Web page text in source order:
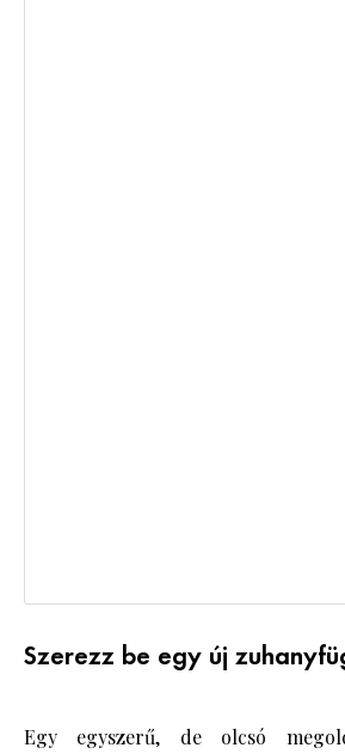
Szerezz be egy új
Egy egyszerű, de olcsó